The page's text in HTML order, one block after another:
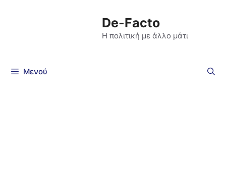
De-Facto
Η πολιτική με άλλο μάτι
Μενού